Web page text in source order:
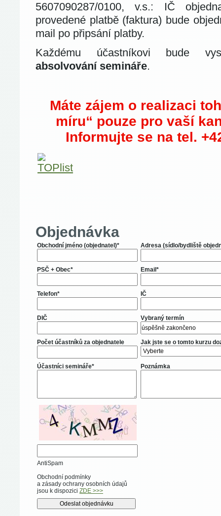
5607090287/0100, v.s.: IČ
provedené platbě (faktura) bude
mail po připsání platby.
Každému účastníkovi bude
absolvování semináře.
Máte zájem o realizaci
míru“ pouze pro vaší
Informujte se na tel.
Objednávka
Obchodní jméno (objednatel)* Adresa (sídlo/bydliště
PSČ + Obec* Email*
Telefon* IČ
DIČ Vybraný termín
Počet účastníků za objednatele Jak jste se o tomto kurzu
Účastníci semináře* Poznámka
AntiSpam
Obchodní podmínky
a zásady ochrany osobních údajů
jsou k dispozici ZDE >>>